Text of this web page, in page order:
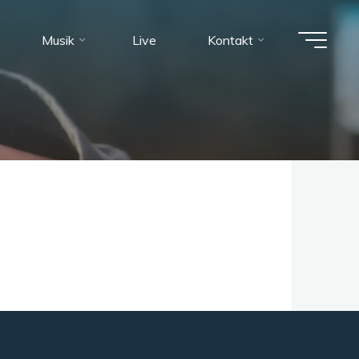
Musik Live Kontakt